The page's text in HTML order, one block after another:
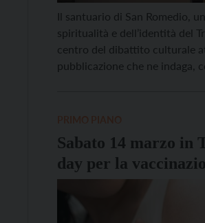
Il santuario di San Romedio,
spiritualità e dell’identità del
centro del dibattito culturale
pubblicazione che ne indaga,
Sabato 14 marzo in
day per la
l’Hpv